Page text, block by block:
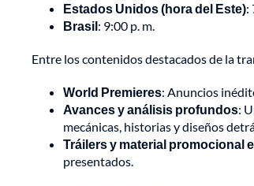
Estados Unidos (hora del Este):
Brasil: 9:00 p. m.
Entre los contenidos destacados de la
World Premieres: Anuncios
Avances y análisis profundos:
mecánicas, historias y diseños
Tráilers y material promocional
presentados.